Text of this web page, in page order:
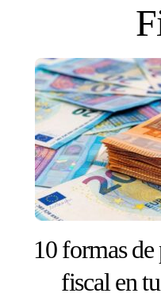
10 formas
fiscal en